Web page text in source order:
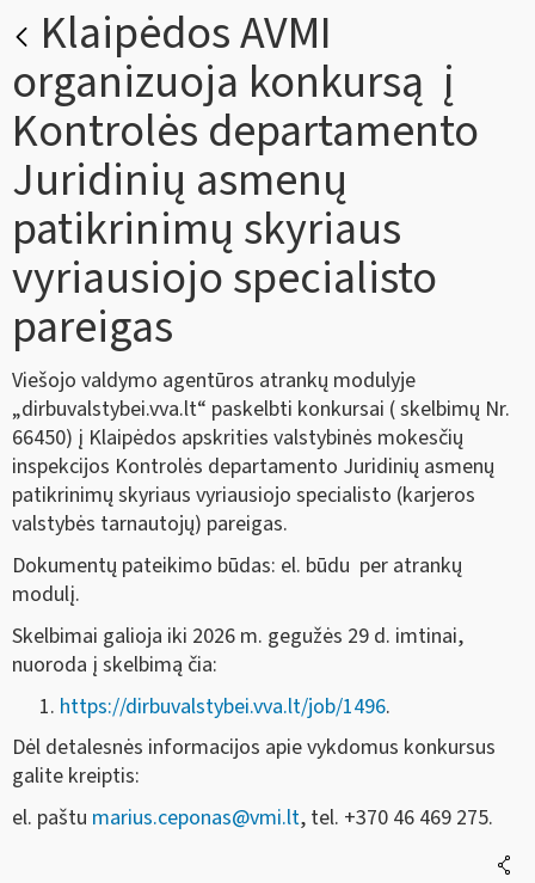
Klaipėdos AVMI
organizuoja konkursą į
Kontrolės departamento
Juridinių asmenų
patikrinimų skyriaus
vyriausiojo specialisto
pareigas
Viešojo valdymo agentūros atrankų modulyje
„dirbuvalstybei.vva.lt“ paskelbti konkursai ( skelbimų Nr.
66450) į Klaipėdos apskrities valstybinės mokesčių
inspekcijos Kontrolės departamento Juridinių asmenų
patikrinimų skyriaus vyriausiojo specialisto (karjeros
valstybės tarnautojų) pareigas.
Dokumentų pateikimo būdas: el. būdu per atrankų
modulį.
Skelbimai galioja iki 2026 m. gegužės 29 d. imtinai,
nuoroda į skelbimą čia:
https://dirbuvalstybei.vva.lt/job/1496.
Dėl detalesnės informacijos apie vykdomus konkursus
galite kreiptis:
el. paštu marius.ceponas@vmi.lt, tel. +370 46 469 275.